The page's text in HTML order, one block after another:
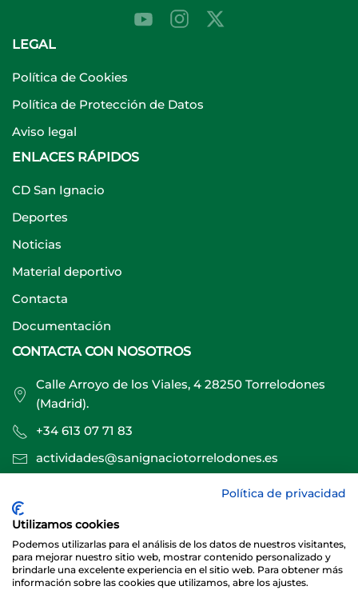
LEGAL
Política de Cookies
Política de Protección de Datos
Aviso legal
ENLACES RÁPIDOS
CD San Ignacio
Deportes
Noticias
Material deportivo
Contacta
Documentación
CONTACTA CON NOSOTROS
Calle Arroyo de los Viales, 4 28250 Torrelodones
(Madrid).
+34 613 07 71 83
actividades@sanignaciotorrelodones.es
Sitio web creado por
Política de privacidad
Utilizamos cookies
Podemos utilizarlas para el análisis de los datos de nuestros visitantes,
para mejorar nuestro sitio web, mostrar contenido personalizado y
brindarle una excelente experiencia en el sitio web. Para obtener más
información sobre las cookies que utilizamos, abre los ajustes.